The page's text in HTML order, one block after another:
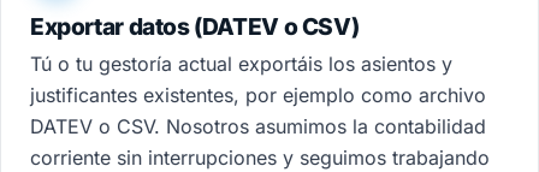
Exportar datos (DATEV o CSV)
Tú o tu gestoría actual exportáis los asientos y
justificantes existentes, por ejemplo como archivo
DATEV o CSV. Nosotros asumimos la contabilidad
corriente sin interrupciones y seguimos trabajando